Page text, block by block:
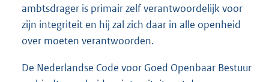
ambtsdrager is primair zelf verantwoordelijk voor
zijn integriteit en hij zal zich daar in alle openheid
over moeten verantwoorden.
De Nederlandse Code voor Goed Openbaar Bestuur